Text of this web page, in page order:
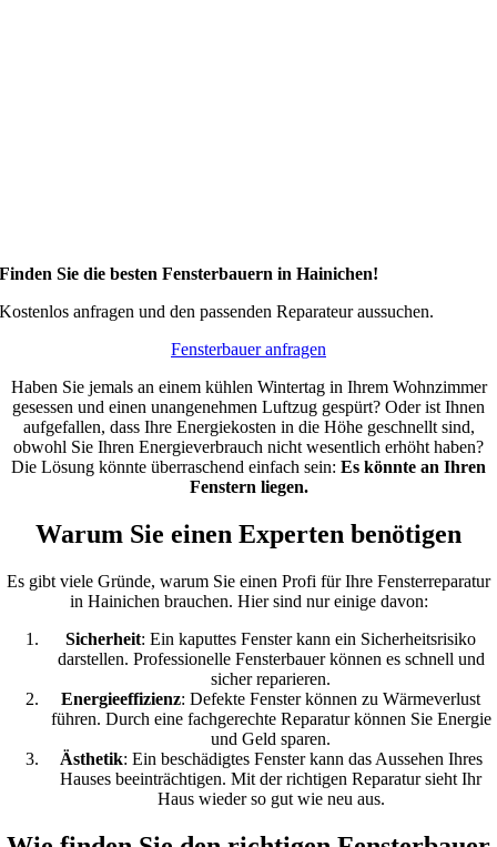
Finden Sie die besten Fensterbauern in Hainichen!
Kostenlos anfragen und den passenden Reparateur aussuchen.
Fensterbauer anfragen
Haben Sie jemals an einem kühlen Wintertag in Ihrem Wohnzimmer
gesessen und einen unangenehmen Luftzug gespürt? Oder ist Ihnen
aufgefallen, dass Ihre Energiekosten in die Höhe geschnellt sind,
obwohl Sie Ihren Energieverbrauch nicht wesentlich erhöht haben?
Die Lösung könnte überraschend einfach sein: Es könnte an Ihren
Fenstern liegen.
Warum Sie einen Experten benötigen
Es gibt viele Gründe, warum Sie einen Profi für Ihre Fensterreparatur
in Hainichen brauchen. Hier sind nur einige davon:
Sicherheit: Ein kaputtes Fenster kann ein Sicherheitsrisiko
darstellen. Professionelle Fensterbauer können es schnell und
sicher reparieren.
Energieeffizienz: Defekte Fenster können zu Wärmeverlust
führen. Durch eine fachgerechte Reparatur können Sie Energie
und Geld sparen.
Ästhetik: Ein beschädigtes Fenster kann das Aussehen Ihres
Hauses beeinträchtigen. Mit der richtigen Reparatur sieht Ihr
Haus wieder so gut wie neu aus.